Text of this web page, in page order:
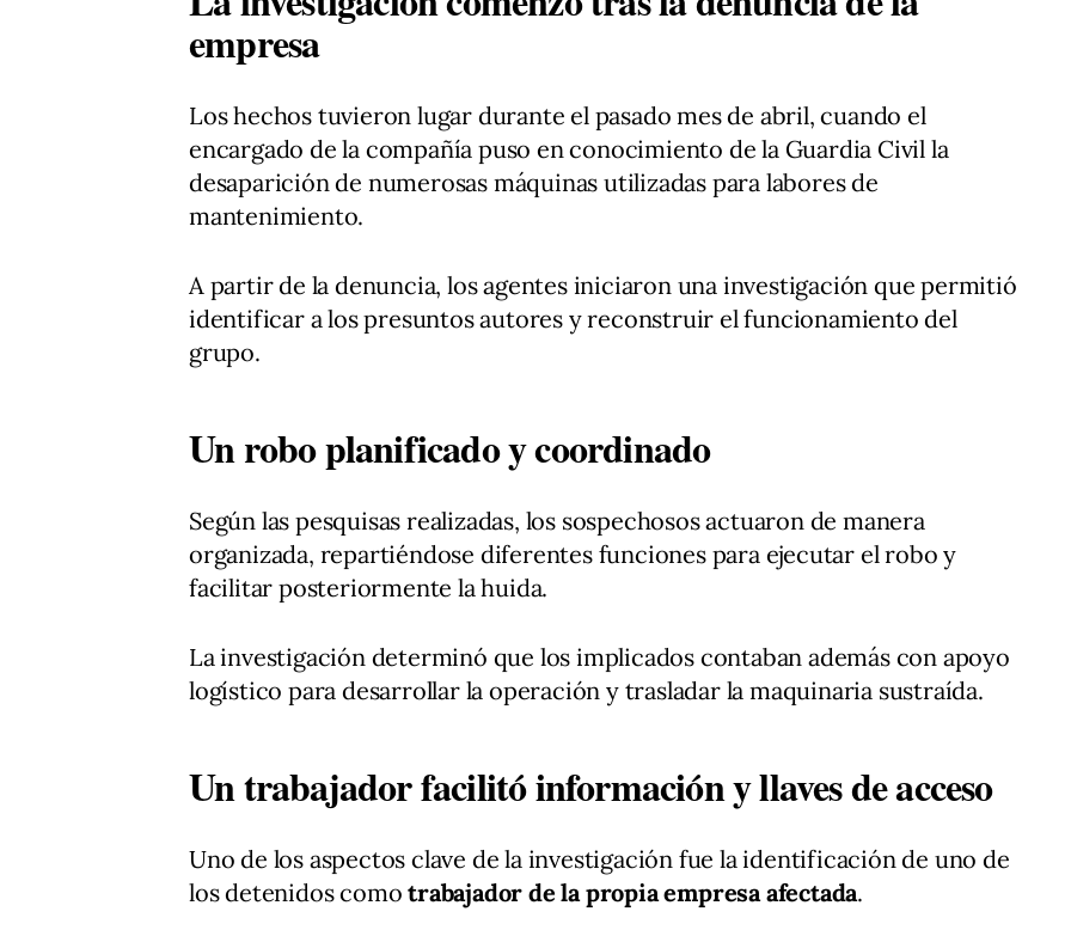
empresa
Los hechos tuvieron lugar durante el pasado mes de abril, cuando el
encargado de la compañía puso en conocimiento de la Guardia Civil la
desaparición de numerosas máquinas utilizadas para labores de
mantenimiento.
A partir de la denuncia, los agentes iniciaron una investigación que permitió
identificar a los presuntos autores y reconstruir el funcionamiento del
grupo.
Un robo planificado y coordinado
Según las pesquisas realizadas, los sospechosos actuaron de manera
organizada, repartiéndose diferentes funciones para ejecutar el robo y
facilitar posteriormente la huida.
La investigación determinó que los implicados contaban además con apoyo
logístico para desarrollar la operación y trasladar la maquinaria sustraída.
Un trabajador facilitó información y llaves de acceso
Uno de los aspectos clave de la investigación fue la identificación de uno de
los detenidos comotrabajador de la propia empresa afectada.